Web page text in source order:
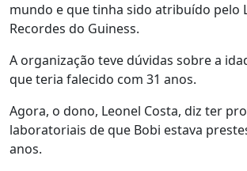
mundo e que tinha sido atribuído pelo
Recordes do Guiness.
A organização teve dúvidas sobre a
que teria falecido com 31 anos.
Agora, o dono, Leonel Costa, diz ter
laboratoriais de que Bobi estava
anos.